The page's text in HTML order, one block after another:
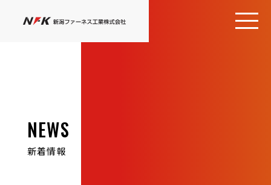
NEWS
新着情報